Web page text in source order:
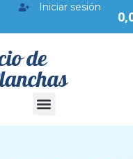
Iniciar sesión